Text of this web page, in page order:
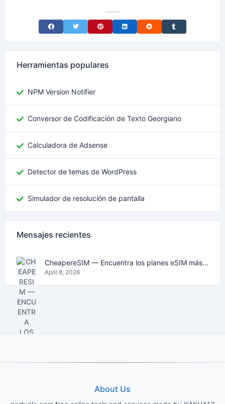
Share on Facebook
Share on TwitterShare on Pinterest
Share on LinkedIn
Share on RedditShare on Tumblr
Herramientas populares
NPM Version Notifier
Conversor de Codificación de Texto Georgiano
Calculadora de Adsense
Detector de temas de WordPress
Simulador de resolución de pantalla
Mensajes recientes
CheapereSIM — Encuentra los planes eSIM más baratos para viajar en 2026
April 8, 2026
About Us